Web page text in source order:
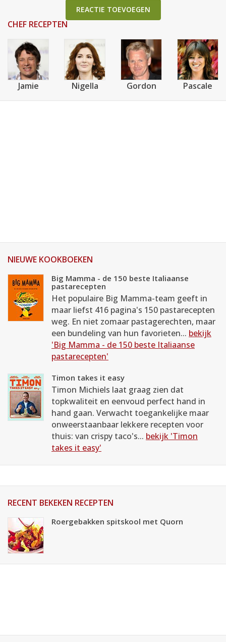
REACTIE TOEVOEGEN
CHEF RECEPTEN
Jamie Nigella Gordon Pascale
NIEUWE KOOKBOEKEN
Big Mamma - de 150 beste Italiaanse
pastarecepten
Het populaire Big Mamma-team geeft in
maar liefst 416 pagina's 150 pastarecepten
weg. En niet zomaar pastagerechten, maar
een bundeling van hun favorieten... bekijk
'Big Mamma - de 150 beste Italiaanse
pastarecepten'
Timon takes it easy
Timon Michiels laat graag zien dat
topkwaliteit en eenvoud perfect hand in
hand gaan. Verwacht toegankelijke maar
onweerstaanbaar lekkere recepten voor
thuis: van crispy taco's... bekijk 'Timon
takes it easy'
RECENT BEKEKEN RECEPTEN
Roergebakken spitskool met Quorn